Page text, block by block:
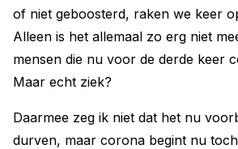
of niet geboosterd, raken we keer
Alleen is het allemaal zo erg niet
mensen die nu voor de derde keer
Maar echt ziek?
Daarmee zeg ik niet dat het nu
durven, maar corona begint nu